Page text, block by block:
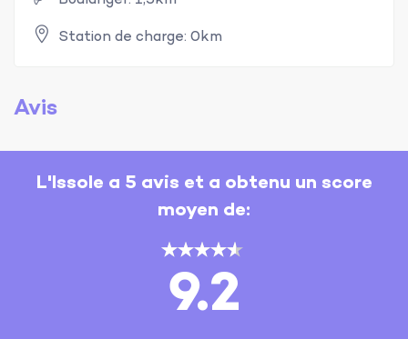
Station de charge: 0km
Avis
L'Issole a 5 avis et a obtenu un score
moyen de:
9.2